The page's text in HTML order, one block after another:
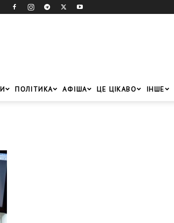
ПОЛІТИКА АФІША ЦЕ ЦІКАВО ІНШЕ